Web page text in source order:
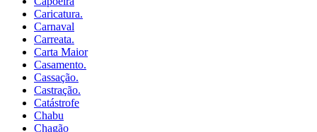
Caricatura.
Carnaval
Carreata.
Carta Maior
Casamento.
Cassação.
Castração.
Catástrofe
Chabu
Chagão